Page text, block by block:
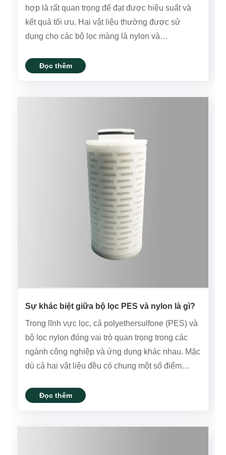
hợp là rất quan trọng để đạt được hiệu suất và
kết quả tối ưu. Hai vật liệu thường được sử
dụng cho các bộ lọc màng là nylon và
đều có những lợi ích và ứng dụng độc đáo của
Đọc thêm
Sự khác biệt giữa bộ lọc PES và nylon là gì?
Trong lĩnh vực lọc, cả polyethersulfone (PES) và
bộ lọc nylon đóng vai trò quan trọng trong các
ngành công nghiệp và ứng dụng khác nhau. Mặc
dù cả hai vật liệu đều có chung một số điểm
năng tương thích rộng với các dung dịch nước,
Đọc thêm